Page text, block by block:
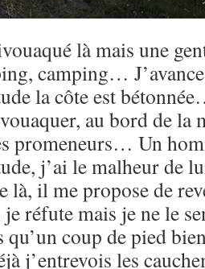
là mais une
camping…
la côte est
au bord de la
promeneurs… Un
j’ai le malheur de
là, il me propose de
réfute mais je ne le
qu’un coup de pied
j’entrevois les